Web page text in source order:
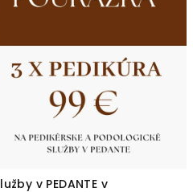
v PEDANTE v